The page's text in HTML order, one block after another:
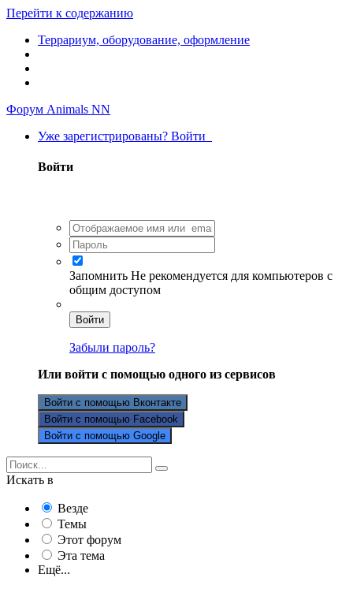
Перейти к содержанию
Террариум, оборудование, оформление
Форум Animals NN
Уже зарегистрированы? Войти
Войти
Запомнить Не рекомендуется для компьютеров с
общим доступом
Войти
Забыли пароль?
Или войти с помощью одного из сервисов
Войти с помощью Вконтакте
Войти с помощью Facebook
Войти с помощью Google
Искать в
Везде
Темы
Этот форум
Эта тема
Ещё...